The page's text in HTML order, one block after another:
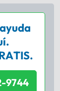
9744